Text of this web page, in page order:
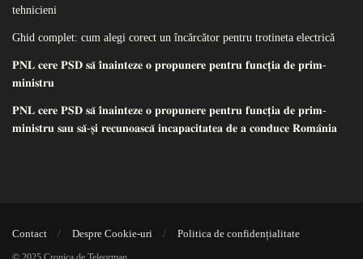
tehnicieni
Ghid complet: cum alegi corect un încărcător pentru trotineta electrică
𝐏𝐍𝐋 𝐜𝐞𝐫𝐞 𝐏𝐒𝐃 𝐬𝐚̆ 𝐢̂𝐧𝐚𝐢𝐧𝐭𝐞𝐳𝐞 𝐨 𝐩𝐫𝐨𝐩𝐮𝐧𝐞𝐫𝐞 𝐩𝐞𝐧𝐭𝐫𝐮 𝐟𝐮𝐧𝐜𝐭̦𝐢𝐚 𝐝𝐞 𝐩𝐫𝐢𝐦-
𝐦𝐢𝐧𝐢𝐬𝐭𝐫𝐮
𝐏𝐍𝐋 𝐜𝐞𝐫𝐞 𝐏𝐒𝐃 𝐬𝐚̆ 𝐢̂𝐧𝐚𝐢𝐧𝐭𝐞𝐳𝐞 𝐨 𝐩𝐫𝐨𝐩𝐮𝐧𝐞𝐫𝐞 𝐩𝐞𝐧𝐭𝐫𝐮 𝐟𝐮𝐧𝐜𝐭̦𝐢𝐚 𝐝𝐞 𝐩𝐫𝐢𝐦-
𝐦𝐢𝐧𝐢𝐬𝐭𝐫𝐮 𝐬𝐚𝐮 𝐬𝐚̆-𝐬̦𝐢 𝐫𝐞𝐜𝐮𝐧𝐨𝐚𝐬𝐜𝐚̆ 𝐢𝐧𝐜𝐚𝐩𝐚𝐜𝐢𝐭𝐚𝐭𝐞𝐚 𝐝𝐞 𝐚 𝐜𝐨𝐧𝐝𝐮𝐜𝐞 𝐑𝐨𝐦𝐚̂𝐧𝐢𝐚
Contact Despre Cookie-uri Politica de confidențialitate